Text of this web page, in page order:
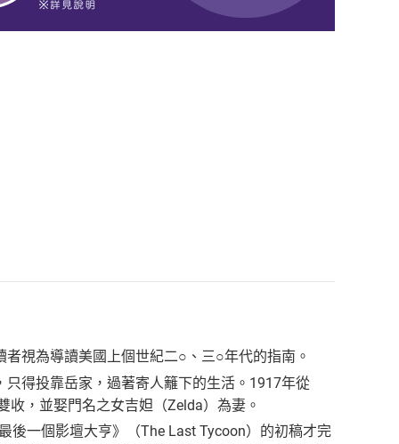
視為導讀美國上個世紀二○、三○年代的指南。
得投靠岳家，過著寄人籬下的生活。1917年從
，並娶門名之女吉妲（Zelda）為妻。
後一個影壇大亨》（The Last Tycoon）的初稿才完